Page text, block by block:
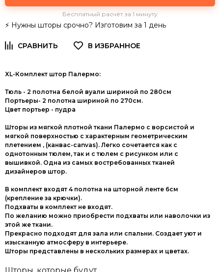
Бесплатный расчёт за 1 минуту
⚡ Нужны шторы срочно? Изготовим за 1 день
XL-Комплект штор Палермо:
Тюль - 2 полотна белой вуали шириной по 280см
Портьеры- 2 полотна шириной по 270см.
Цвет портьер - пудра
Шторы из мягкой плотной ткани Палермо с ворсистой и
мягкой поверхностью с характерным геометрическим
плетением , (канвас-canvas). Легко сочетается как с
однотонным тюлем, так и с тюлем с рисунком или с
вышивкой. Одна из самых востребованных тканей
дизайнеров штор.
В комплект входят 4 полотна на шторной ленте 6см
(крепление за крючки).
Подхваты в комплект не входят.
По желанию можно приобрести подхваты или наволочки из
этой же ткани.
Прекрасно подходят для зала или спальни. Создает уют и
изысканную атмосферу в интерьере.
Шторы представлены в нескольких размерах и цветах.
Шторы, которые будут